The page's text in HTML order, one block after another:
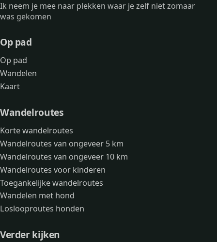
Ik neem je mee naar plekken waar je zelf niet zomaar
was gekomen
Op pad
Op pad
Wandelen
Kaart
Wandelroutes
Korte wandelroutes
Wandelroutes van ongeveer 5 km
Wandelroutes van ongeveer 10 km
Wandelroutes voor kinderen
Toegankelijke wandelroutes
Wandelen met hond
Loslooproutes honden
Verder kijken